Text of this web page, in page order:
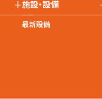
施設・設備
最新設備